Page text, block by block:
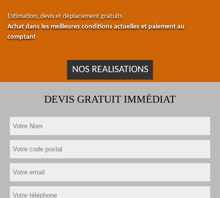
Estimation, devis et déplacement gratuits
Achat dans les meilleures conditions actuelles et paiement au
comptant
NOS REALISATIONS
DEVIS GRATUIT IMMÉDIAT